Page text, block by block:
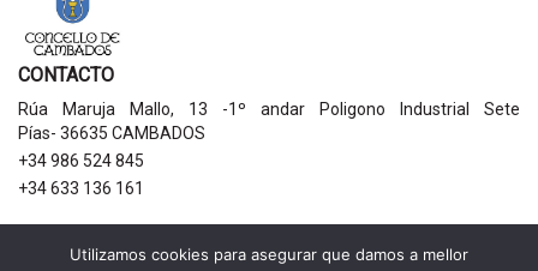
CONTACTO
Rúa Maruja Mallo, 13 -1º andar Poligono Industrial Sete
Pías- 36635 CAMBADOS
+34 986 524 845
+34 633 136 161
AVISOS LEGAIS
Utilizamos cookies para asegurar que damos a mellor